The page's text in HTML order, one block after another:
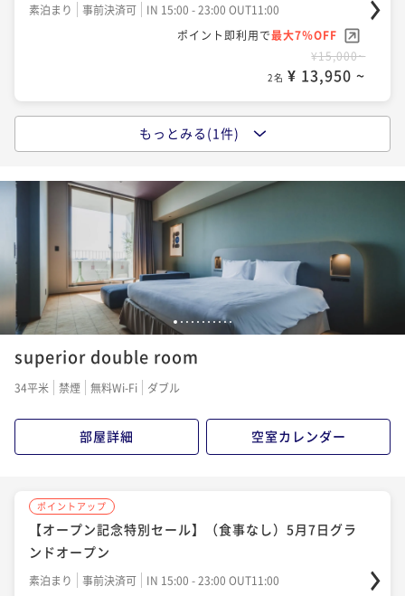
素泊まり 事前決済可
IN 15:00 - 23:00 OUT11:00
ポイント即利用で最大7％OFF
¥15,000~
2名 ¥ 13,950 ~
【オープン記念特別セール】（食事なし）5月7日グラ
ンドオープン
素泊まり 事前決済可
IN 15:00 - 23:00 OUT11:00
ポイント即利用で
¥19,000~
2名 ¥ 17,670 ~
もっとみる(1件)
1 2 3 4 567891011
superior double room
34平米 禁煙 無料Wi-Fi ダブル
部屋詳細 空室カレンダー
ポイントアップ
【オープン記念特別セール】（食事なし）5月7日グラ
ンドオープン
素泊まり 事前決済可
IN 15:00 - 23:00 OUT11:00